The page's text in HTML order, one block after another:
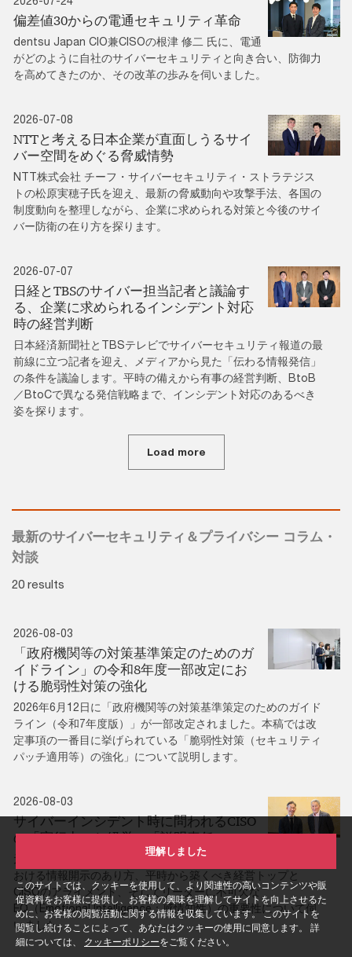
このサイトでは、クッキーを使用して、より関連性の高いコンテンツや販
促資料をお客様に提供し、お客様の興味を理解してサイトを向上させるた
めに、お客様の閲覧活動に関する情報を収集しています。 このサイトを
閲覧し続けることによって、あなたはクッキーの使用に同意します。 詳
細については、 クッキーポリシーをご覧ください。
理解しました
偏差値30からの電通セキュリティ革命
dentsu Japan CIO兼CISOの根津 修二 氏に、電通
がどのように自社のサイバーセキュリティと向き合い、防御力
を高めてきたのか、その改革の歩みを伺いました。
2026-07-08
NTTと考える日本企業が直面しうるサイ
バー空間をめぐる脅威情勢
NTT株式会社 チーフ・サイバーセキュリティ・ストラテジス
トの松原実穂子氏を迎え、最新の脅威動向や攻撃手法、各国の
制度動向を整理しながら、企業に求められる対策と今後のサイ
バー防衛の在り方を探ります。
2026-07-07
日経とTBSのサイバー担当記者と議論す
る、企業に求められるインシデント対応
時の経営判断
日本経済新聞社とTBSテレビでサイバーセキュリティ報道の最
前線に立つ記者を迎え、メディアから見た「伝わる情報発信」
の条件を議論します。平時の備えから有事の経営判断、BtoB
／BtoCで異なる発信戦略まで、インシデント対応のあるべき
姿を探ります。
Load more
最新のサイバーセキュリティ＆プライバシー コラム・
対談
20 results
2026-08-03
「政府機関等の対策基準策定のためのガ
イドライン」の令和8年度一部改定にお
ける脆弱性対策の強化
2026年6月12日に「政府機関等の対策基準策定のためのガイド
ライン（令和7年度版）」が一部改定されました。本稿では改
定事項の一番目に挙げられている「脆弱性対策（セキュリティ
パッチ適用等）の強化」について説明します。
2026-08-03
サイバーインシデント時に問われるCISO
の「実行力」と経営の「説明責任」
元ソニー株式会社社長兼CEOの平井一夫氏を迎え、危機対応に
おける情報開示のあり方、平時から築くべき経営トップと
CISOのアライメント、そしてリーダーに不可欠な
EQ（Emotional Intelligence：感情知性）の重要性について伺
いました。